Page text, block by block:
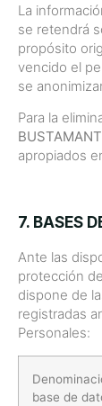
La
se retendrá
propósito
vencido el
se
Para la
apropiados
7. BASES
Ante las
protección
dispone de
registradas
Personales:
base de